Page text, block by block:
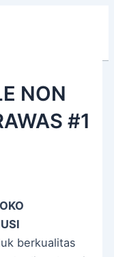
NON
#1
berkualitas